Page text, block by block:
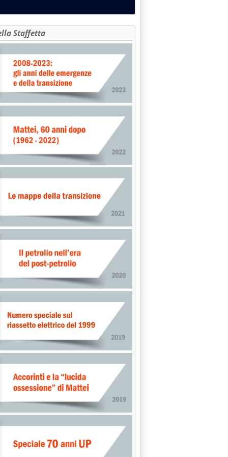
16.1.
emissioni CO2'
emissioni . su diesel locomotori e navi'
su motori diesel di locomotori e navi'
Staffetta